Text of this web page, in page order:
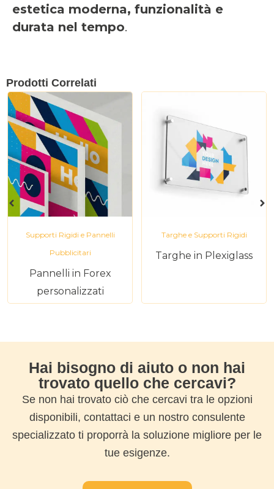
estetica moderna, funzionalità e
durata nel tempo.
Prodotti Correlati
Supporti Rigidi e Pannelli
Pubblicitari
Pannelli in Forex
personalizzati
Targhe e Supporti Rigidi
Targhe in Plexiglass
Hai bisogno di aiuto o non hai
trovato quello che cercavi?
Se non hai trovato ciò che cercavi tra le opzioni
disponibili, contattaci e un nostro consulente
specializzato ti proporrà la soluzione migliore per le
tue esigenze.